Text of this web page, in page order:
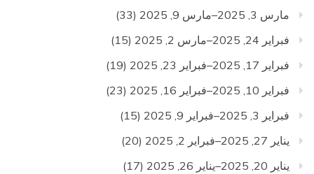
مارس 3, 2025–مارس 9, 2025
(33)
فبراير 24, 2025–مارس 2, 2025
(15)
فبراير 17, 2025–فبراير 23, 2025
(19)
فبراير 10, 2025–فبراير 16, 2025
(23)
فبراير 3, 2025–فبراير 9, 2025
(15)
يناير 27, 2025–فبراير 2, 2025
(20)
يناير 20, 2025–يناير 26, 2025
(17)